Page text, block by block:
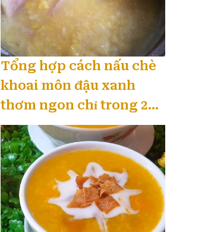
Tổng hợp cách nấu chè
khoai môn đậu xanh
thơm ngon chỉ trong 20
phút 08 / 2026